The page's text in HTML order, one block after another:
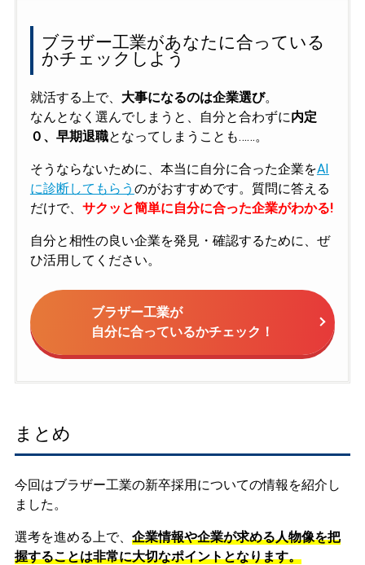
ブラザー工業があなたに合っている
かチェックしよう
就活する上で、 大事になるのは企業選び。
なんとなく選んでしまうと、自分と合わずに内定
０、早期退職となってしまうことも……。
そうならないために、本当に自分に合った企業をAI
に診断してもらう のがおすすめです。質問に答える
だけで、 サクッと簡単に自分に合った企業がわかる!
自分と相性の良い企業を発見・確認するために、ぜ
ひ活用してください。
ブラザー工業が
自分に合っているかチェック！
まとめ
今回はブラザー工業の新卒採用についての情報を紹介し
ました。
選考を進める上で、 企業情報や企業が求める人物像を把
握することは非常に大切なポイントとなります。